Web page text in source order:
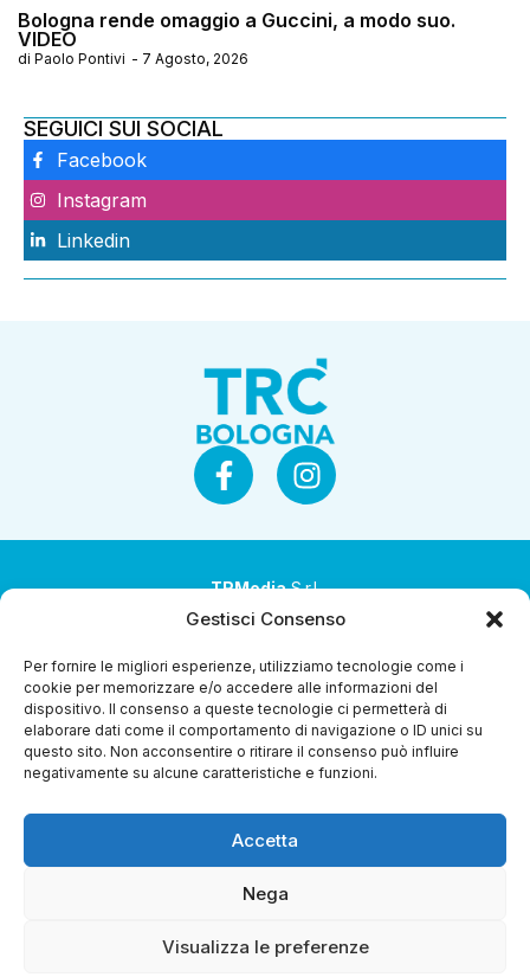
Gestisci Consenso
Per fornire le migliori esperienze, utilizziamo tecnologie come i
cookie per memorizzare e/o accedere alle informazioni del
dispositivo. Il consenso a queste tecnologie ci permetterà di
elaborare dati come il comportamento di navigazione o ID unici su
questo sito. Non acconsentire o ritirare il consenso può influire
negativamente su alcune caratteristiche e funzioni.
Accetta
Nega
Visualizza le preferenze
Bologna rende omaggio a Guccini, a modo suo.
VIDEO
di Paolo Pontivi - 7 Agosto, 2026
SEGUICI SUI SOCIAL
Facebook
Instagram
Linkedin
TRMediaS.r.l.
Società a socio unico
Società sottoposta ad attività di direzione e
coordinamento da parte di Coop Alleanza 3.0 Soc. Coop.
Sede legale: via Ragazzi del ’99 nr. 51 42124 Reggio Emilia
(RE)
Capitale sociale € 1.040.000 i.v.
Diretta Streaming